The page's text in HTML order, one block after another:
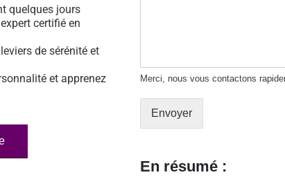
quelques jours
certifié en
de sérénité et
et apprenez
Merci, nous vous contactons
Envoyer
En résumé :